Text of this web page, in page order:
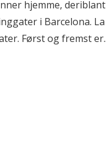
hjemme,
i Barcelona.
Først og fremst